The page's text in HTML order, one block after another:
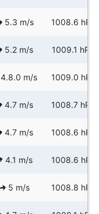
5.3 m/s 1008.6 hPa
5.2 m/s 1009.1 hPa
4.8.0 m/s 1009.0 hPa
4.7 m/s 1008.7 hPa
4.7 m/s 1008.6 hPa
4.1 m/s 1008.6 hPa
5 m/s 1008.8 hPa